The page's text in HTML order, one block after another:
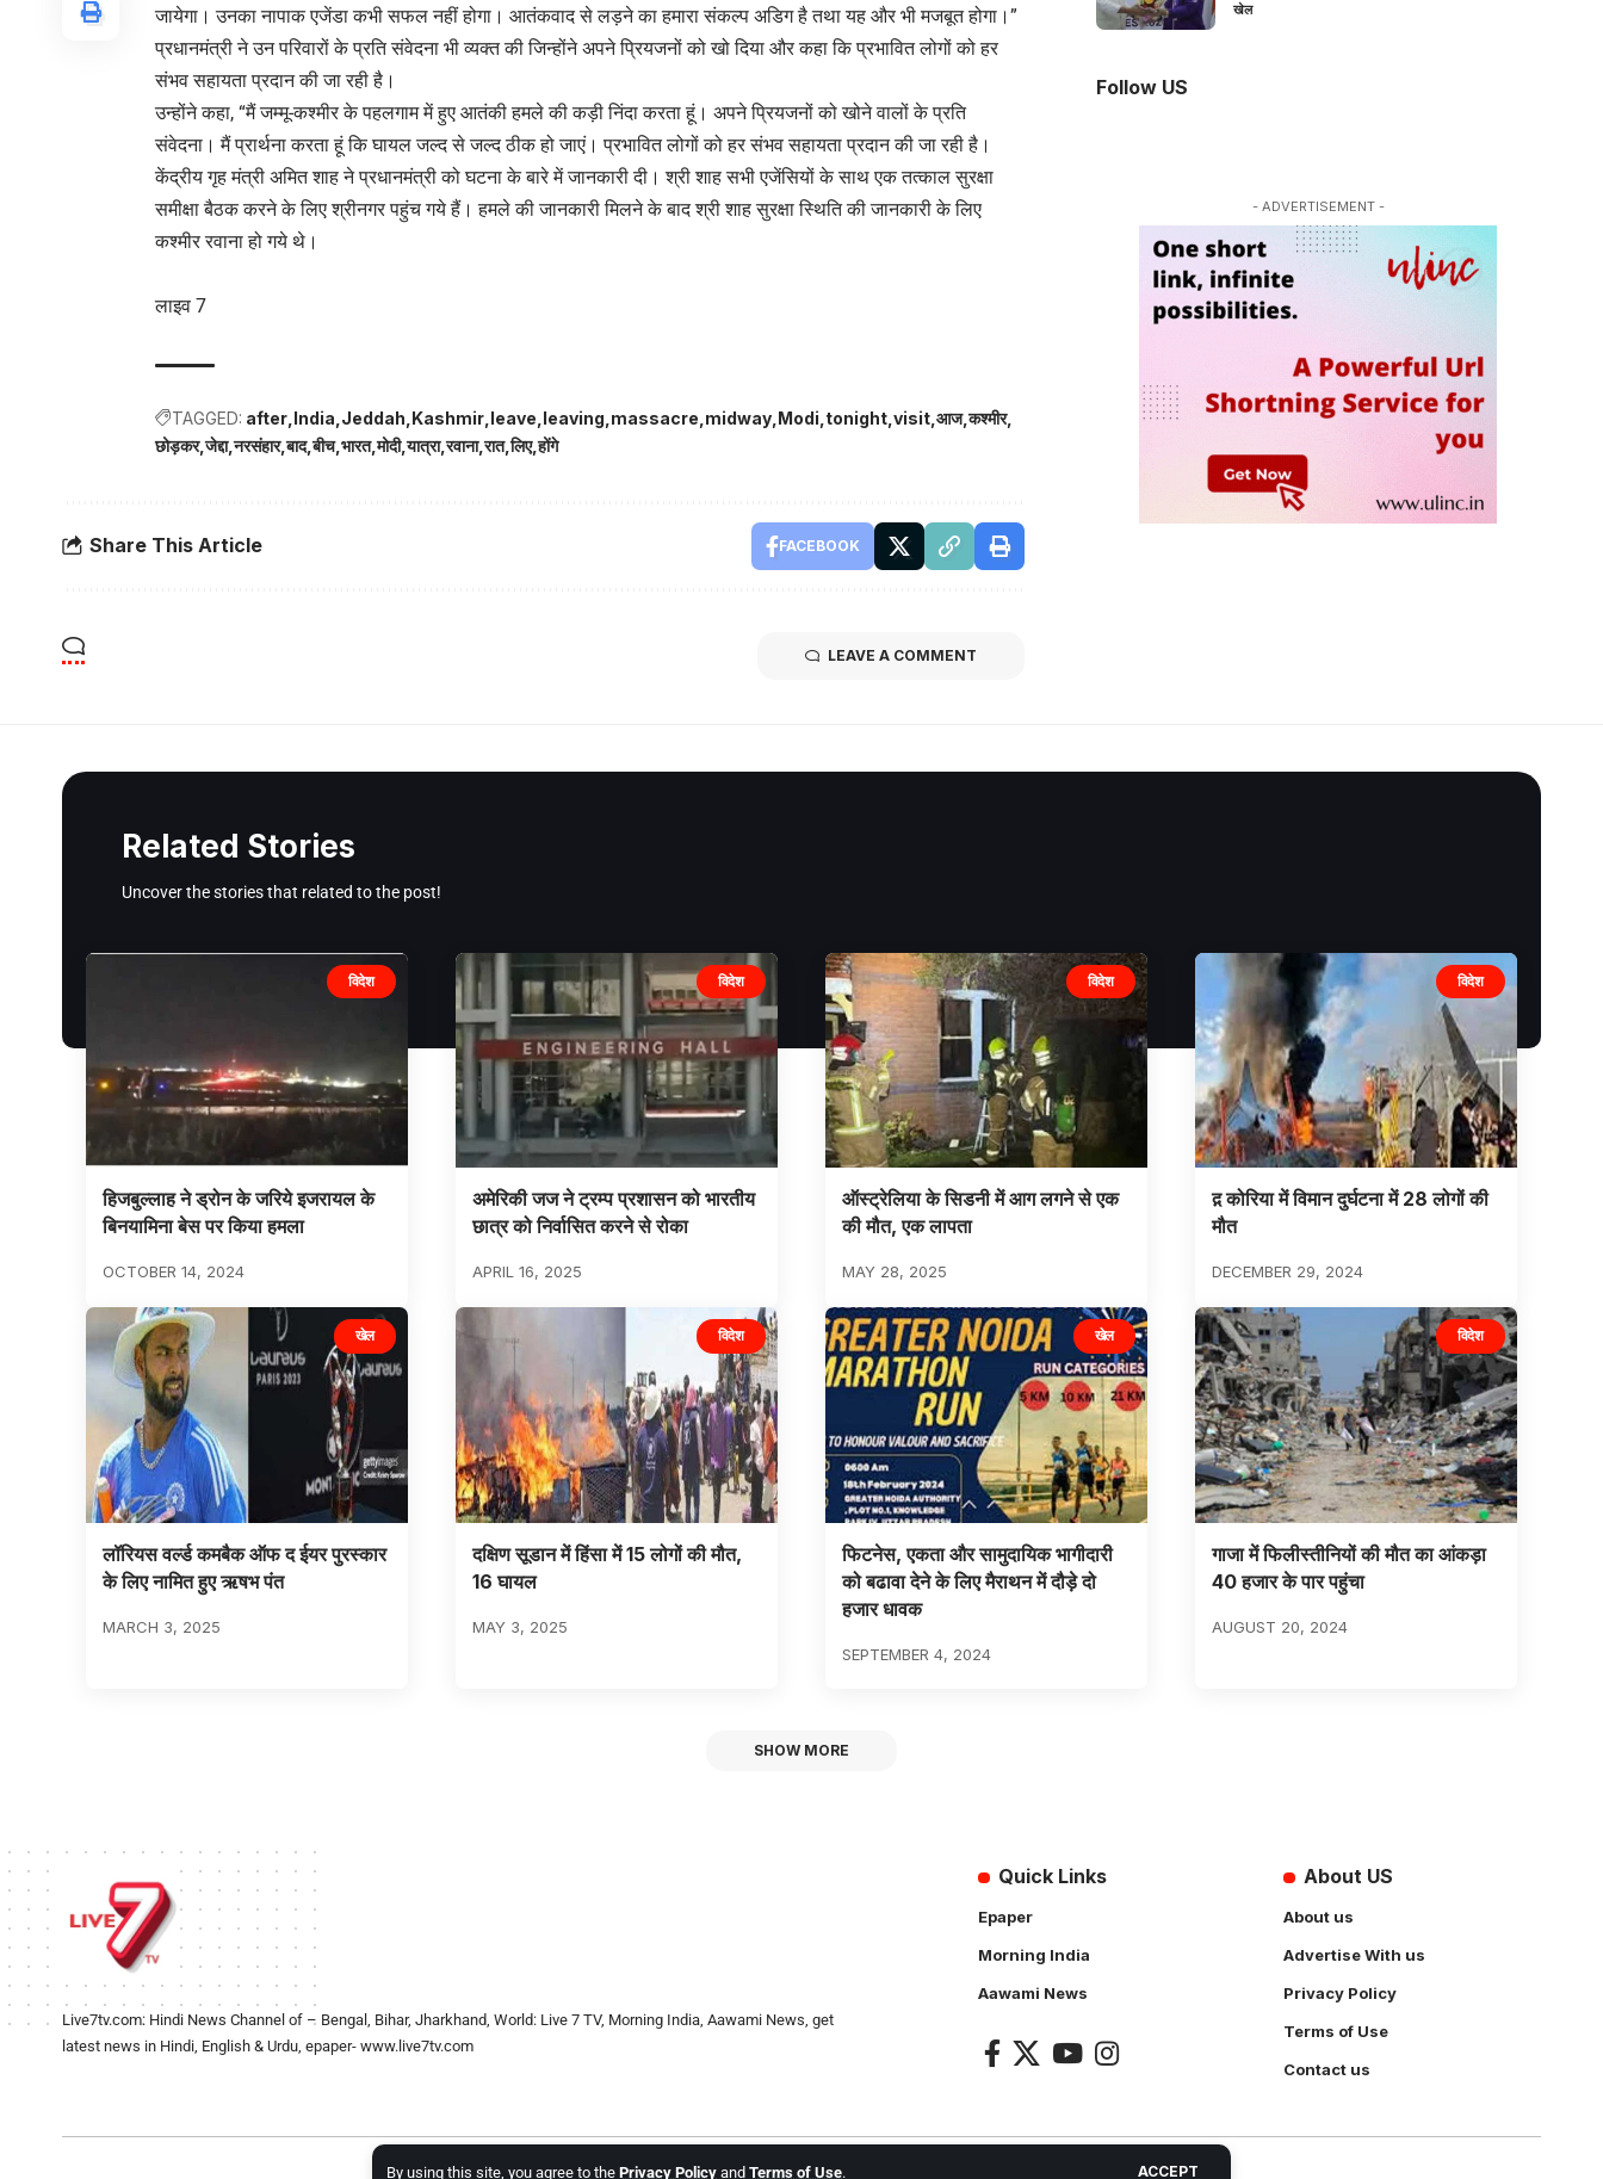
By using this site, you agree to the Privacy Policy and Terms of Use. ACCEPT
जायेगा। उनका नापाक एजेंडा कभी सफल नहीं होगा। आतंकवाद से लड़ने का हमारा संकल्प अडिग है तथा यह और भी मजबूत होगा।”
प्रधानमंत्री ने उन परिवारों के प्रति संवेदना भी व्यक्त की जिन्होंने अपने प्रियजनों को खो दिया और कहा कि प्रभावित लोगों को हर
संभव सहायता प्रदान की जा रही है।
उन्होंने कहा, “मैं जम्मू-कश्मीर के पहलगाम में हुए आतंकी हमले की कड़ी निंदा करता हूं। अपने प्रियजनों को खोने वालों के प्रति
संवेदना। मैं प्रार्थना करता हूं कि घायल जल्द से जल्द ठीक हो जाएं। प्रभावित लोगों को हर संभव सहायता प्रदान की जा रही है।
केंद्रीय गृह मंत्री अमित शाह ने प्रधानमंत्री को घटना के बारे में जानकारी दी। श्री शाह सभी एजेंसियों के साथ एक तत्काल सुरक्षा
समीक्षा बैठक करने के लिए श्रीनगर पहुंच गये हैं। हमले की जानकारी मिलने के बाद श्री शाह सुरक्षा स्थिति की जानकारी के लिए
कश्मीर रवाना हो गये थे।
लाइव 7
TAGGED: after India Jeddah Kashmir leave leaving massacre midway Modi tonight visit आज कश्मीर
छोड़कर जेद्दा नरसंहार बाद बीच भारत मोदी यात्रा रवाना रात लिए होंगे
Share This Article FACEBOOK
LEAVE A COMMENT
खेल
Follow US
- ADVERTISEMENT -
Related Stories
Uncover the stories that related to the post!
विदेश
हिजबुल्लाह ने ड्रोन के जरिये इजरायल के
बिनयामिना बेस पर किया हमला
OCTOBER 14, 2024
विदेश
अमेरिकी जज ने ट्रम्प प्रशासन को भारतीय
छात्र को निर्वासित करने से रोका
APRIL 16, 2025
विदेश
ऑस्ट्रेलिया के सिडनी में आग लगने से एक
की मौत, एक लापता
MAY 28, 2025
विदेश
द़ कोरिया में विमान दुर्घटना में 28 लोगों की
मौत
DECEMBER 29, 2024
खेल
लॉरियस वर्ल्ड कमबैक ऑफ द ईयर पुरस्कार
के लिए नामित हुए ऋषभ पंत
MARCH 3, 2025
विदेश
दक्षिण सूडान में हिंसा में 15 लोगों की मौत,
16 घायल
MAY 3, 2025
खेल
फिटनेस, एकता और सामुदायिक भागीदारी
को बढावा देने के लिए मैराथन में दौड़े दो
हजार धावक
SEPTEMBER 4, 2024
विदेश
गाजा में फिलीस्तीनियों की मौत का आंकड़ा
40 हजार के पार पहुंचा
AUGUST 20, 2024
SHOW MORE
Live7tv.com: Hindi News Channel of – Bengal, Bihar, Jharkhand, World: Live 7 TV, Morning India, Aawami News, get
latest news in Hindi, English & Urdu, epaper- www.live7tv.com
Quick Links
Epaper
Morning India
Aawami News
About US
About us
Advertise With us
Privacy Policy
Terms of Use
Contact us
2024- All Rights Reserved.Live 7 tv. Website Created by and Maintanance by